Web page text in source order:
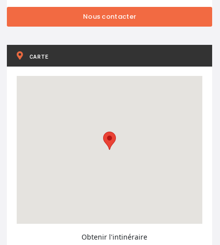
CARTE
Obtenir l'intinéraire